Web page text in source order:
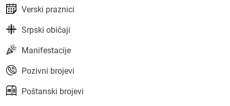
Verski praznici
Srpski običaji
Manifestacije
Pozivni brojevi
Poštanski brojevi